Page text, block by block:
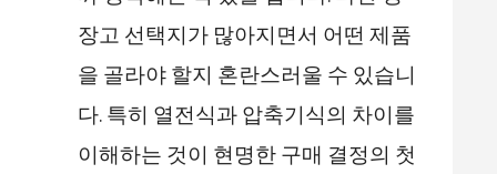
장고 선택지가 많아지면서 어떤 제품
을 골라야 할지 혼란스러울 수 있습니
다. 특히 열전식과 압축기식의 차이를
이해하는 것이 현명한 구매 결정의 첫